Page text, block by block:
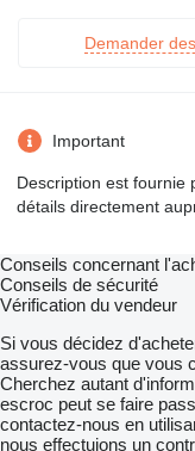
Demander
Important
Description est fournie
détails directement
Conseils concernant
Conseils de sécurité
Vérification du vendeur
Si vous décidez
assurez-vous que vous
Cherchez autant
escroc peut se faire
contactez-nous en
nous effectuions un